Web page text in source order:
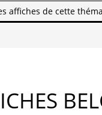
affiches de cette